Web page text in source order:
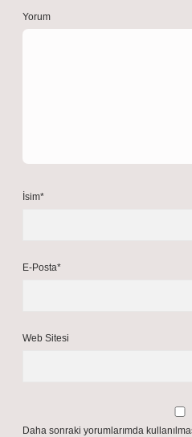
Yorum
İsim*
E-Posta*
Web Sitesi
Daha sonraki yorumlarımda